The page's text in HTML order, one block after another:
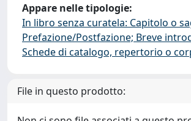
Appare nelle tipologie:
In libro senza curatela: Capitolo o
Prefazione/Postfazione; Breve
Schede di catalogo, repertorio o
File in questo prodotto: